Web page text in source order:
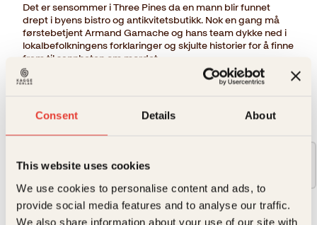
Consent Details About
This website uses cookies
We use cookies to personalise content and ads, to
provide social media features and to analyse our traffic.
We also share information about your use of our site with
Det er sensommer i Three Pines da en mann blir funnet
drept i byens bistro og antikvitetsbutikk. Nok en gang må
førstebetjent Armand Gamache og hans team dykke ned i
lokalbefolkningens forklaringer og skjulte historier for å finne
fram til sannheten om mordet.
→ Les hele beskrivelsen
229kr
229kr